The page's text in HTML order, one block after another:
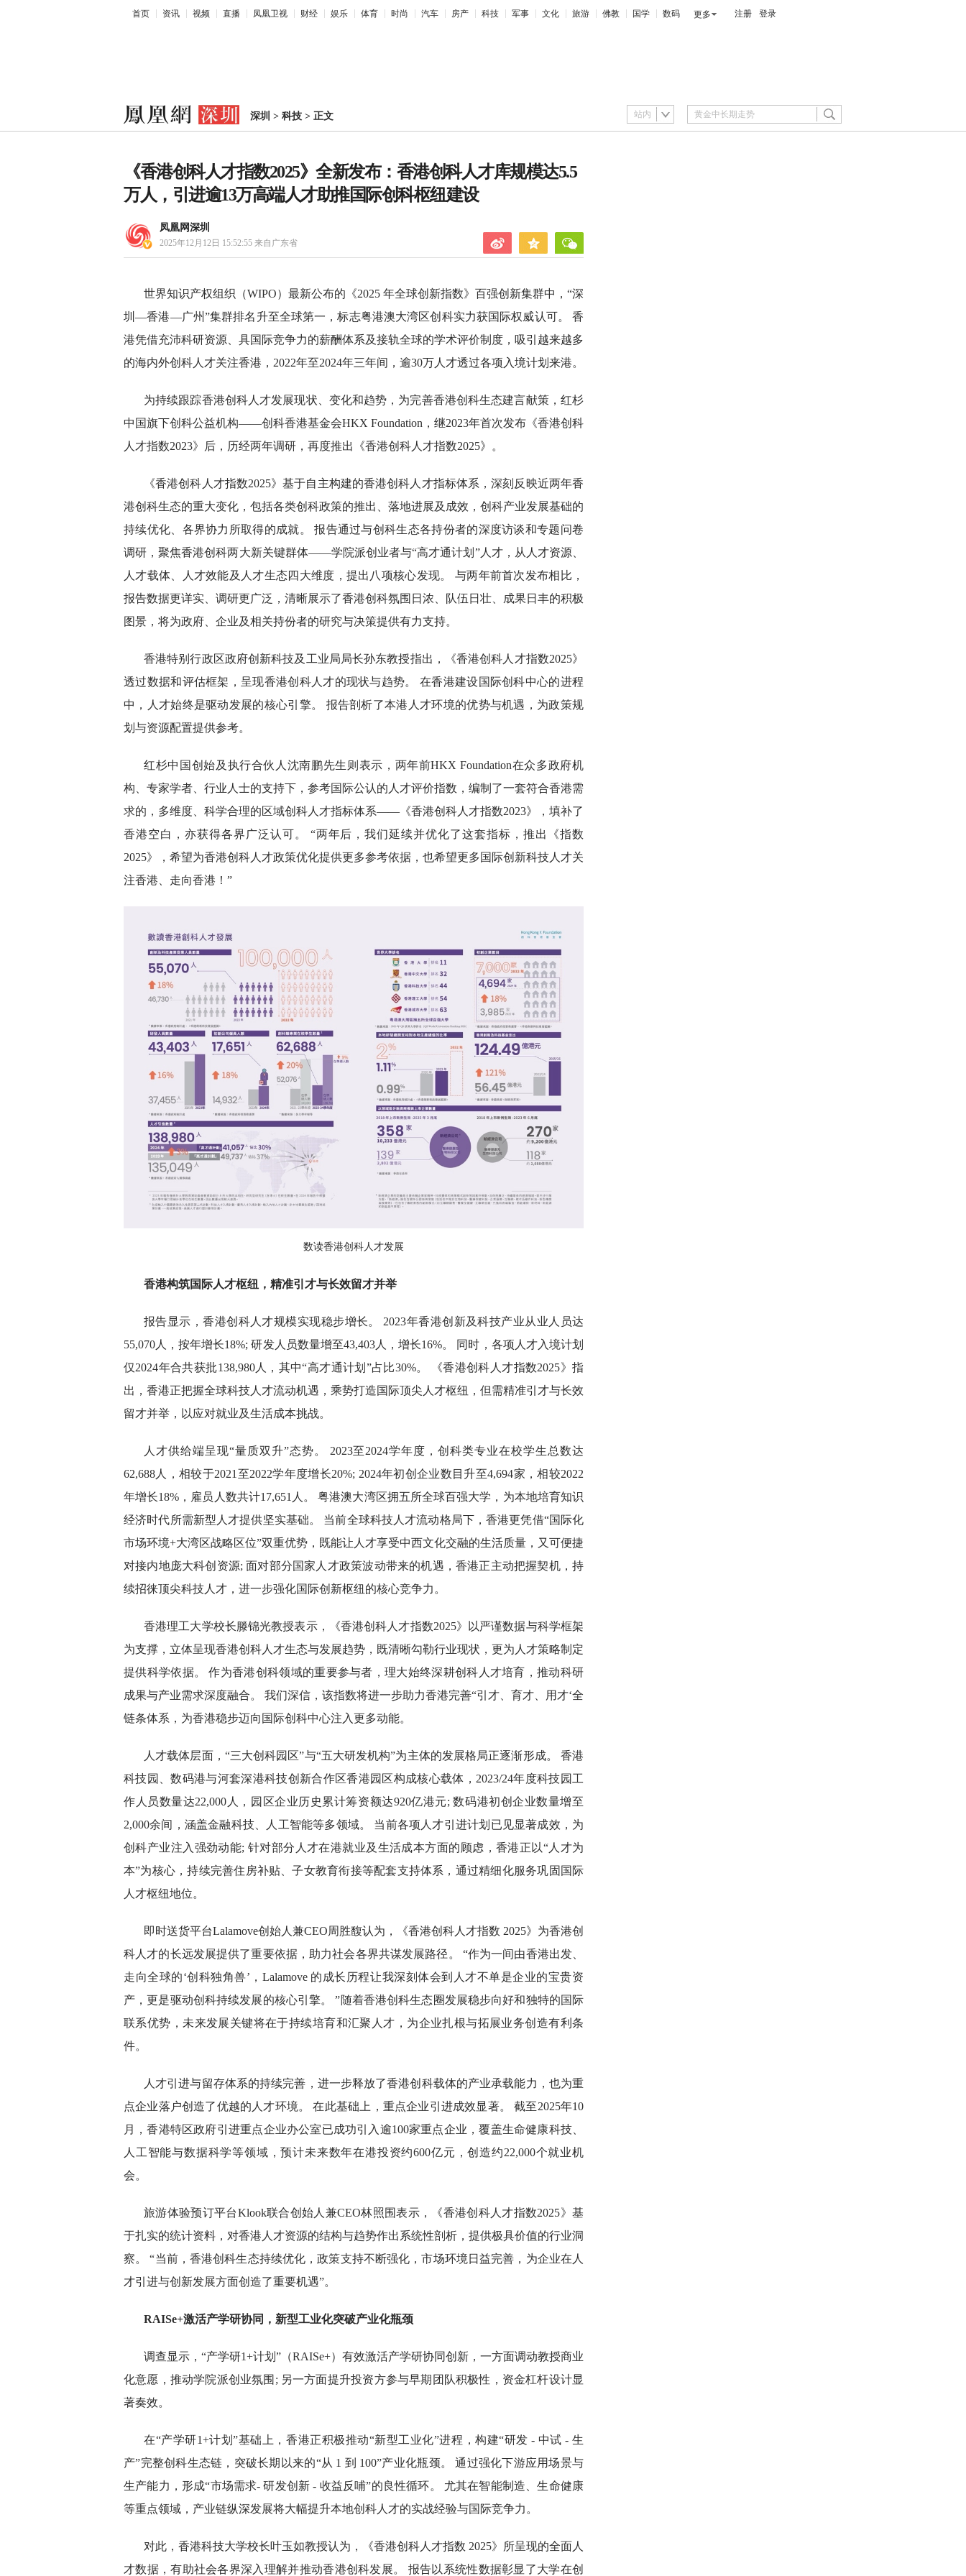
首页 资讯 视频 直播 凤凰卫视 财经 娱乐 体育 时尚 汽车 房产 科技 军事 文化 旅游 佛教 国学 数码 更多 注册 登录
深圳 > 科技 > 正文 站内
《香港创科人才指数2025》全新发布：香港创科人才库规模达5.5
万人，引进逾13万高端人才助推国际创科枢纽建设
凤凰网深圳
2025年12月12日 15:52:55 来自广东省
世界知识产权组织（WIPO）最新公布的《2025 年全球创新指数》百强创新集群中，“深
圳—香港—广州”集群排名升至全球第一，标志粤港澳大湾区创科实力获国际权威认可。 香
港凭借充沛科研资源、具国际竞争力的薪酬体系及接轨全球的学术评价制度，吸引越来越多
的海内外创科人才关注香港，2022年至2024年三年间，逾30万人才透过各项入境计划来港。
为持续跟踪香港创科人才发展现状、变化和趋势，为完善香港创科生态建言献策，红杉
中国旗下创科公益机构——创科香港基金会HKX Foundation，继2023年首次发布《香港创科
人才指数2023》后，历经两年调研，再度推出《香港创科人才指数2025》。
《香港创科人才指数2025》基于自主构建的香港创科人才指标体系，深刻反映近两年香
港创科生态的重大变化，包括各类创科政策的推出、落地进展及成效，创科产业发展基础的
持续优化、各界协力所取得的成就。 报告通过与创科生态各持份者的深度访谈和专题问卷
调研，聚焦香港创科两大新关键群体——学院派创业者与“高才通计划”人才，从人才资源、
人才载体、人才效能及人才生态四大维度，提出八项核心发现。 与两年前首次发布相比，
报告数据更详实、调研更广泛，清晰展示了香港创科氛围日浓、队伍日壮、成果日丰的积极
图景，将为政府、企业及相关持份者的研究与决策提供有力支持。
香港特别行政区政府创新科技及工业局局长孙东教授指出，《香港创科人才指数2025》
透过数据和评估框架，呈现香港创科人才的现状与趋势。 在香港建设国际创科中心的进程
中，人才始终是驱动发展的核心引擎。 报告剖析了本港人才环境的优势与机遇，为政策规
划与资源配置提供参考。
红杉中国创始及执行合伙人沈南鹏先生则表示，两年前HKX Foundation在众多政府机
构、专家学者、行业人士的支持下，参考国际公认的人才评价指数，编制了一套符合香港需
求的，多维度、科学合理的区域创科人才指标体系——《香港创科人才指数2023》，填补了
香港空白，亦获得各界广泛认可。 “两年后，我们延续并优化了这套指标，推出《指数
2025》，希望为香港创科人才政策优化提供更多参考依据，也希望更多国际创新科技人才关
注香港、走向香港！”
数读香港创科人才发展
香港构筑国际人才枢纽，精准引才与长效留才并举
报告显示，香港创科人才规模实现稳步增长。 2023年香港创新及科技产业从业人员达
55,070人，按年增长18%; 研发人员数量增至43,403人，增长16%。 同时，各项人才入境计划
仅2024年合共获批138,980人，其中“高才通计划”占比30%。 《香港创科人才指数2025》指
出，香港正把握全球科技人才流动机遇，乘势打造国际顶尖人才枢纽，但需精准引才与长效
留才并举，以应对就业及生活成本挑战。
人才供给端呈现“量质双升”态势。 2023至2024学年度，创科类专业在校学生总数达
62,688人，相较于2021至2022学年度增长20%; 2024年初创企业数目升至4,694家，相较2022
年增长18%，雇员人数共计17,651人。 粤港澳大湾区拥五所全球百强大学，为本地培育知识
经济时代所需新型人才提供坚实基础。 当前全球科技人才流动格局下，香港更凭借“国际化
市场环境+大湾区战略区位”双重优势，既能让人才享受中西文化交融的生活质量，又可便捷
对接内地庞大科创资源; 面对部分国家人才政策波动带来的机遇，香港正主动把握契机，持
续招徕顶尖科技人才，进一步强化国际创新枢纽的核心竞争力。
香港理工大学校长滕锦光教授表示，《香港创科人才指数2025》以严谨数据与科学框架
为支撑，立体呈现香港创科人才生态与发展趋势，既清晰勾勒行业现状，更为人才策略制定
提供科学依据。 作为香港创科领域的重要参与者，理大始终深耕创科人才培育，推动科研
成果与产业需求深度融合。 我们深信，该指数将进一步助力香港完善“引才、育才、用才‘全
链条体系，为香港稳步迈向国际创科中心注入更多动能。
人才载体层面，“三大创科园区”与“五大研发机构”为主体的发展格局正逐渐形成。 香港
科技园、数码港与河套深港科技创新合作区香港园区构成核心载体，2023/24年度科技园工
作人员数量达22,000人，园区企业历史累计筹资额达920亿港元; 数码港初创企业数量增至
2,000余间，涵盖金融科技、人工智能等多领域。 当前各项人才引进计划已见显著成效，为
创科产业注入强劲动能; 针对部分人才在港就业及生活成本方面的顾虑，香港正以“人才为
本”为核心，持续完善住房补贴、子女教育衔接等配套支持体系，通过精细化服务巩固国际
人才枢纽地位。
即时送货平台Lalamove创始人兼CEO周胜馥认为，《香港创科人才指数 2025》为香港创
科人才的长远发展提供了重要依据，助力社会各界共谋发展路径。 “作为一间由香港出发、
走向全球的‘创科独角兽’，Lalamove 的成长历程让我深刻体会到人才不单是企业的宝贵资
产，更是驱动创科持续发展的核心引擎。 ”随着香港创科生态圈发展稳步向好和独特的国际
联系优势，未来发展关键将在于持续培育和汇聚人才，为企业扎根与拓展业务创造有利条
件。
人才引进与留存体系的持续完善，进一步释放了香港创科载体的产业承载能力，也为重
点企业落户创造了优越的人才环境。 在此基础上，重点企业引进成效显著。 截至2025年10
月，香港特区政府引进重点企业办公室已成功引入逾100家重点企业，覆盖生命健康科技、
人工智能与数据科学等领域，预计未来数年在港投资约600亿元，创造约22,000个就业机
会。
旅游体验预订平台Klook联合创始人兼CEO林照围表示，《香港创科人才指数2025》基
于扎实的统计资料，对香港人才资源的结构与趋势作出系统性剖析，提供极具价值的行业洞
察。 “当前，香港创科生态持续优化，政策支持不断强化，市场环境日益完善，为企业在人
才引进与创新发展方面创造了重要机遇”。
RAISe+激活产学研协同，新型工业化突破产业化瓶颈
调查显示，“产学研1+计划”（RAISe+）有效激活产学研协同创新，一方面调动教授商业
化意愿，推动学院派创业氛围; 另一方面提升投资方参与早期团队积极性，资金杠杆设计显
著奏效。
在“产学研1+计划”基础上，香港正积极推动“新型工业化”进程，构建“研发 - 中试 - 生
产”完整创科生态链，突破长期以来的“从 1 到 100”产业化瓶颈。 通过强化下游应用场景与
生产能力，形成“市场需求- 研发创新 - 收益反哺”的良性循环。 尤其在智能制造、生命健康
等重点领域，产业链纵深发展将大幅提升本地创科人才的实战经验与国际竞争力。
对此，香港科技大学校长叶玉如教授认为，《香港创科人才指数 2025》所呈现的全面人
才数据，有助社会各界深入理解并推动香港创科发展。 报告以系统性数据彰显了大学在创